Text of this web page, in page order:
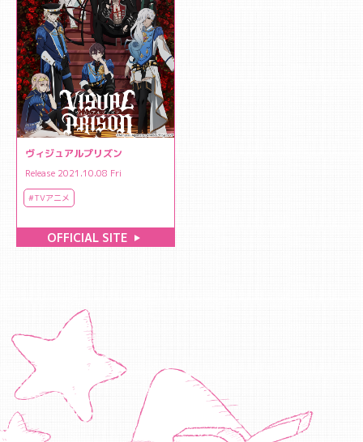
ヴィジュアルプリズン
Release 2021.10.08 Fri
#TVアニメ
OFFICIAL SITE